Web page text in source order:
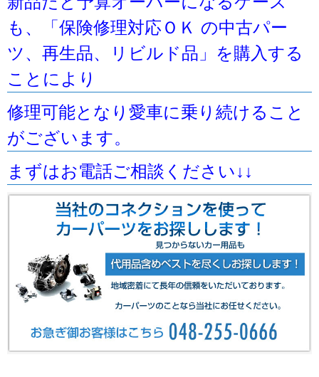
も、「保険修理対応ＯＫ の中古パー
ツ、再生品、リビルド品」を購入する
ことにより
修理可能となり愛車に乗り続けること
がございます。
まずはお電話ご相談ください↓↓